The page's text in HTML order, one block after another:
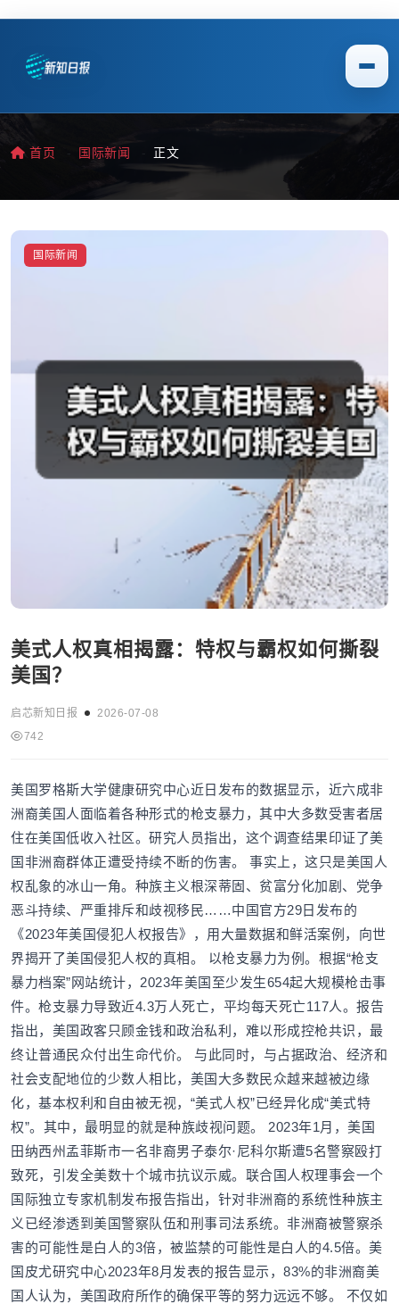
首页 国际新闻 正文
国际新闻
美式人权真相揭露：特权与霸权如何撕裂
美国？
启芯新知日报
2026-07-08
742
美国罗格斯大学健康研究中心近日发布的数据显示，近六成非
洲裔美国人面临着各种形式的枪支暴力，其中大多数受害者居
住在美国低收入社区。研究人员指出，这个调查结果印证了美
国非洲裔群体正遭受持续不断的伤害。 事实上，这只是美国人
权乱象的冰山一角。种族主义根深蒂固、贫富分化加剧、党争
恶斗持续、严重排斥和歧视移民……中国官方29日发布的
《2023年美国侵犯人权报告》，用大量数据和鲜活案例，向世
界揭开了美国侵犯人权的真相。 以枪支暴力为例。根据“枪支
暴力档案”网站统计，2023年美国至少发生654起大规模枪击事
件。枪支暴力导致近4.3万人死亡，平均每天死亡117人。报告
指出，美国政客只顾金钱和政治私利，难以形成控枪共识，最
终让普通民众付出生命代价。 与此同时，与占据政治、经济和
社会支配地位的少数人相比，美国大多数民众越来越被边缘
化，基本权利和自由被无视，“美式人权”已经异化成“美式特
权”。其中，最明显的就是种族歧视问题。 2023年1月，美国
田纳西州孟菲斯市一名非裔男子泰尔·尼科尔斯遭5名警察殴打
致死，引发全美数十个城市抗议示威。联合国人权理事会一个
国际独立专家机制发布报告指出，针对非洲裔的系统性种族主
义已经渗透到美国警察队伍和刑事司法系统。非洲裔被警察杀
害的可能性是白人的3倍，被监禁的可能性是白人的4.5倍。美
国皮尤研究中心2023年8月发表的报告显示，83%的非洲裔美
国人认为，美国政府所作的确保平等的努力远远不够。 不仅如